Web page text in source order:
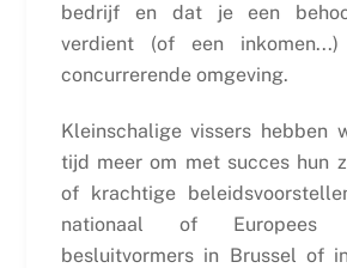
bedrijf en dat je een
verdient (of een
concurrerende omgeving.
Kleinschalige vissers hebben
tijd meer om met succes hun
of krachtige
nationaal of Europees
besluitvormers in Brussel of